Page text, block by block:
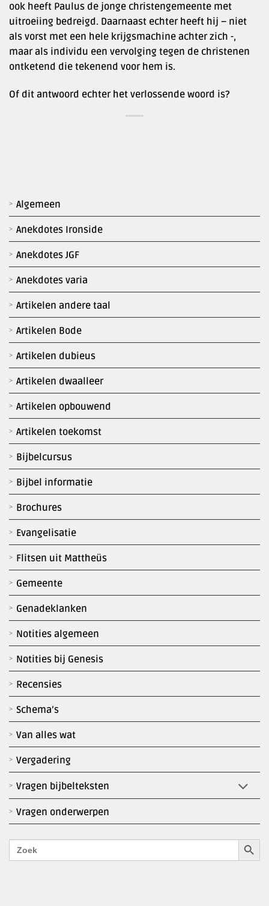
Algemeen
Anekdotes Ironside
Anekdotes JGF
Anekdotes varia
Artikelen andere taal
Artikelen Bode
Artikelen dubieus
Artikelen dwaalleer
Artikelen opbouwend
Artikelen toekomst
Bijbelcursus
Bijbel informatie
Brochures
Evangelisatie
Flitsen uit Mattheüs
Gemeente
Genadeklanken
Notities algemeen
Notities bij Genesis
Recensies
Schema’s
Van alles wat
Vergadering
Vragen bijbelteksten
Vragen onderwerpen
Zoek
naar:
ook heeft Paulus de jonge christengemeente met
uitroeiing bedreigd. Daarnaast echter heeft hij – niet
als vorst met een hele krijgsmachine achter zich -,
maar als individu een vervolging tegen de christenen
ontketend die tekenend voor hem is.
Of dit antwoord echter het verlossende woord is?